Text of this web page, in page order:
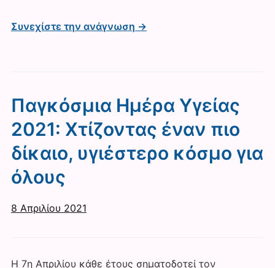
Συνεχίστε την ανάγνωση →
Παγκόσμια Ημέρα Υγείας
2021: Χτίζοντας έναν πιο
δίκαιο, υγιέστερο κόσμο για
όλους
8 Απριλίου 2021
Η 7η Απριλίου κάθε έτους σηματοδοτεί τον